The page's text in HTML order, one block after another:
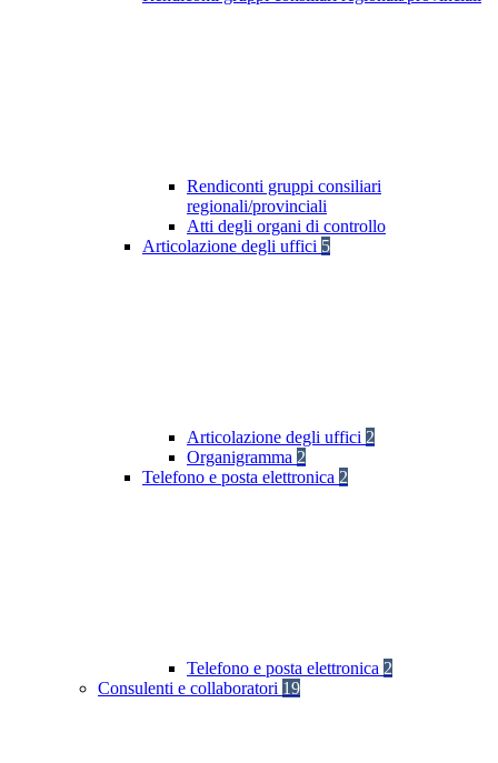
Rendiconti gruppi consiliari
regionali/provinciali
Atti degli organi di controllo
Articolazione degli uffici 5
Articolazione degli uffici 2
Organigramma 2
Telefono e posta elettronica 2
Telefono e posta elettronica 2
Consulenti e collaboratori 19